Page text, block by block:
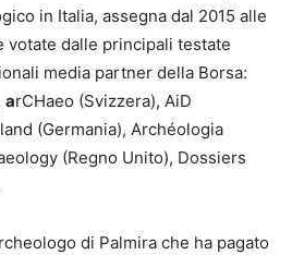
in Italia, assegna dal 2015 alle
votate dalle principali testate
media partner della Borsa:
arCHaeo (Svizzera), AiD
(Germania), Archéologia
(Regno Unito), Dossiers
di Palmira che ha pagato